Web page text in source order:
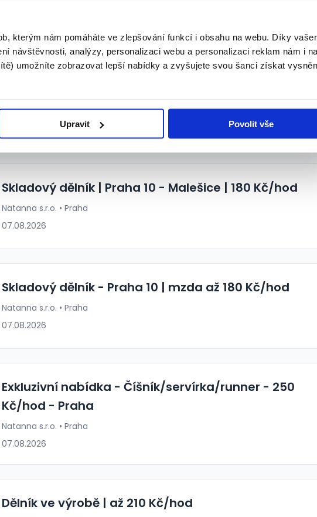
kterým nám pomáháte ve zlepšování funkcí i obsahu na webu. Díky
návštěvnosti, analýzy, personalizaci webu a personalizaci reklam nám i
umožníte zobrazovat lepší nabídky a zvyšujete svou šanci získat
Upravit Povolit vše
Tesco Stores ČR a.s. • Praha
Skladový dělník | Praha 10 - Malešice | 180 Kč/hod
Natanna s.r.o. • Praha
07.08.2026
Skladový dělník - Praha 10 | mzda až 180 Kč/hod
Natanna s.r.o. • Praha
07.08.2026
Exkluzivní nabídka - Číšník/servírka/runner - 250
Kč/hod - Praha
Natanna s.r.o. • Praha
07.08.2026
Dělník ve výrobě | až 210 Kč/hod